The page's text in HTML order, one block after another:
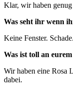
Klar, wir haben genug
Was seht ihr wenn
Keine Fenster. Schade.
Was ist toll an
Wir haben eine Rosa
dabei.